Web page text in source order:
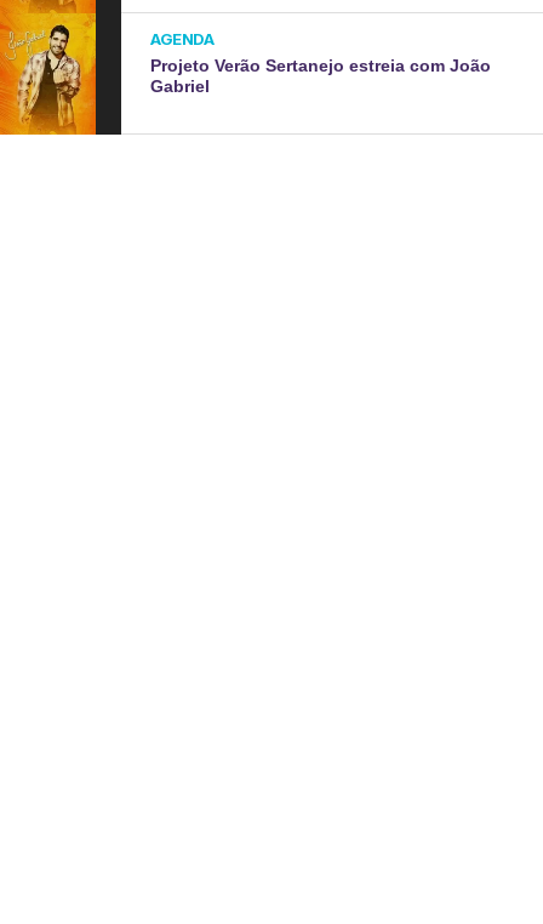
AGENDA
Projeto Verão Sertanejo estreia com João
Gabriel